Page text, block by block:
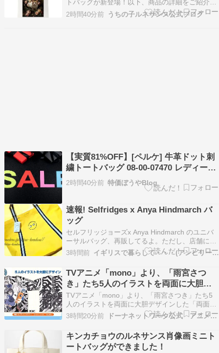
トバッグが新登場！以下、商品の詳細をご紹介し
ます。 猫（マンチカン）の花の油絵風カラートー
トバッグ 色とりどりの花々に囲まれた猫（マンチ
2時間40分前 うちの子ルネサンス公式ブログ
【実質81%OFF】[ペルケ] 牛革ドット刺
繍トートバッグ 08-00-07470 レディース
BK 価格:￥62,700 ク:￥3,135 ポ:47740pt
2時間40分前 特価ぼうやBlog
速報! Selfridges x Anya Hindmarch バ
ッグ
セルフリッジョーズx Anya Hindmarch のユニバ
ーサルバッグ、再販してるよ。ただし、店舗に出
向いてピックアップしなきゃだけど。大きい方
は、通知きてから、気がついたのが5分遅くて、
既に売り切れ。小さい方は残りわずかみたい。記
事出した後に、売り切れだったらすみません。
た…
3時間前 イギリスで暮らして・・・(アンビリーバボーテンコ盛り!)
TVアニメ「mono」より、「雨宮さつ
き」たち5人のイラストを両面に大胆デ
ザインした両面フルグラフィックTシャ
ツなどが新登場！
TVアニメ「mono」より、「雨宮さつき」たち5
人のイラストを両面に大胆デザインした「両面フ
ルグラフィックTシャツ」をはじめ、トートバッ
グやステッカー、パスケースなど、さまざまな
monoグッズが二次元コスパから登場。 商品情報
■TVアニメ「mono」 両面フルグラフィックTシ
ャ…
3時間20分前 ドーナネットワーク公式 アニメ総合情報
キンカチョウのルネサンス肖像画ミニト
ートバッグができました！